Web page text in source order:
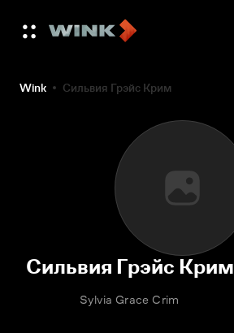
Wink Сильвия Грэйс Крим
Сильвия Грэйс Крим
Sylvia Grace Crim